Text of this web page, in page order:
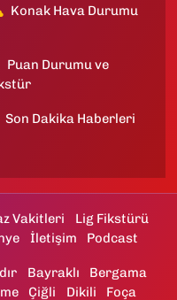
Konak Hava Durumu
Puan Durumu ve
Son Dakika Haberleri
Vakitleri
Lig Fikstürü
İletişim Podcast
Bayraklı
Bergama
Çiğli Dikili Foça